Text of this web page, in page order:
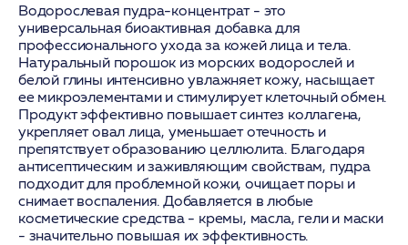
Водорослевая пудра-концентрат - это
универсальная биоактивная добавка для
профессионального ухода за кожей лица и тела.
Натуральный порошок из морских водорослей и
белой глины интенсивно увлажняет кожу, насыщает
ее микроэлементами и стимулирует клеточный обмен.
Продукт эффективно повышает синтез коллагена,
укрепляет овал лица, уменьшает отечность и
препятствует образованию целлюлита. Благодаря
антисептическим и заживляющим свойствам, пудра
подходит для проблемной кожи, очищает поры и
снимает воспаления. Добавляется в любые
косметические средства - кремы, масла, гели и маски
- значительно повышая их эффективность.